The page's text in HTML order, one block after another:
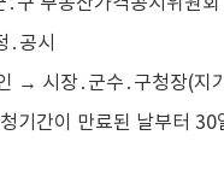
공시
→ 시장․군수․구청장(지
기간이 만료된 날부터